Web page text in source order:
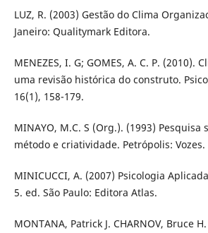
LUZ, R. (2003) Gestão do Clima
Janeiro: Qualitymark Editora.
MENEZES, I. G; GOMES, A. C. P. (2010).
uma revisão histórica do construto.
16(1), 158-179.
MINAYO, M.C. S (Org.). (1993) Pesquisa
método e criatividade. Petrópolis: Vozes.
MINICUCCI, A. (2007) Psicologia
5. ed. São Paulo: Editora Atlas.
MONTANA, Patrick J. CHARNOV, Bruce